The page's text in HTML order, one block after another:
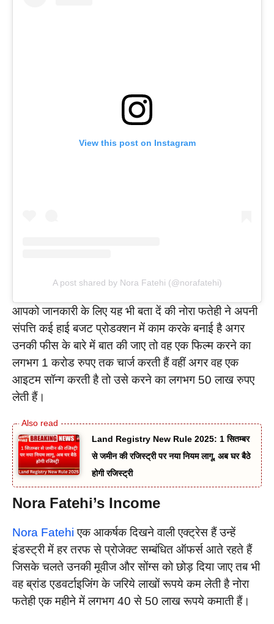
View this post on Instagram
A post shared by Nora Fatehi (@norafatehi)
आपको जानकारी के लिए यह भी बता दें की नोरा फतेही ने अपनी
संपत्ति कई हाई बजट प्रोडक्शन में काम करके बनाई है अगर
उनकी फीस के बारे में बात की जाए तो वह एक फिल्म करने का
लगभग 1 करोड रुपए तक चार्ज करती हैं वहीं अगर वह एक
आइटम सॉन्ग करती है तो उसे करने का लगभग 50 लाख रुपए
लेती हैं।
Land Registry New Rule 2025: 1 सितम्बर
से जमीन की रजिस्ट्री पर नया नियम लागू, अब घर बैठे
होगी रजिस्ट्री
Nora Fatehi’s Income
Nora Fatehi एक आकर्षक दिखने वाली एक्ट्रेस हैं उन्हें
इंडस्ट्री में हर तरफ से प्रोजेक्ट सम्बंधित ऑफर्स आते रहते हैं
जिसके चलते उनकी मूवीज और सोंग्स को छोड़ दिया जाए तब भी
वह ब्रांड एडवर्टाइजिंग के जरिये लाखों रूपये कम लेती है नोरा
फतेही एक महीने में लगभग 40 से 50 लाख रूपये कमाती हैं।